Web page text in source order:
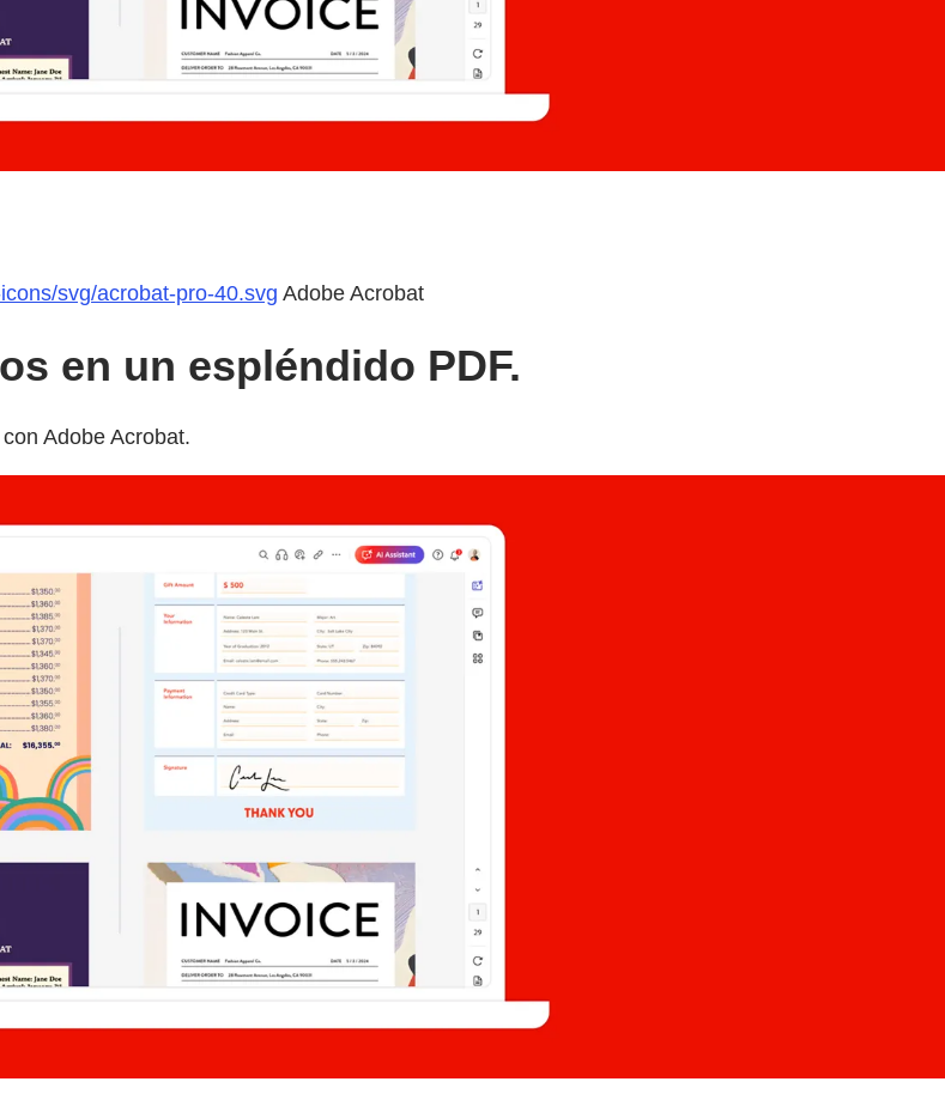
svg/acrobat-pro-40.svg Adobe Acrobat
en un espléndido PDF.
Adobe Acrobat.